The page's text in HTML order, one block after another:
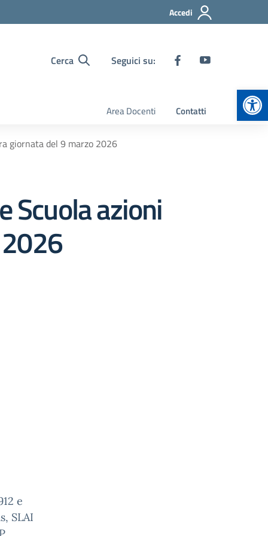
Accedi
Cerca Seguici su:
Area Docenti Contatti
giornata del 9 marzo 2026
Scuola azioni
e
SLAI